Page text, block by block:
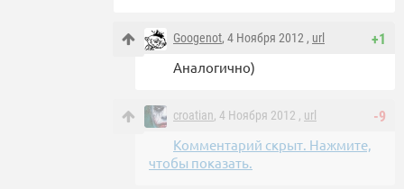
+1
Googenot, 4 Ноября 2012 , url
Аналогично)
-9
croatian, 4 Ноября 2012 , url
Комментарий скрыт. Нажмите,
чтобы показать.